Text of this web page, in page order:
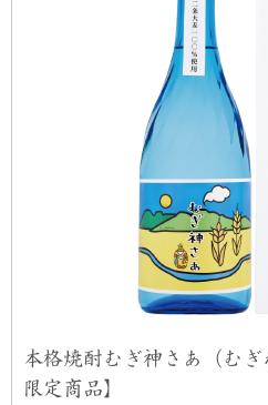
本格焼酎むぎ神さあ（む
限定商品】